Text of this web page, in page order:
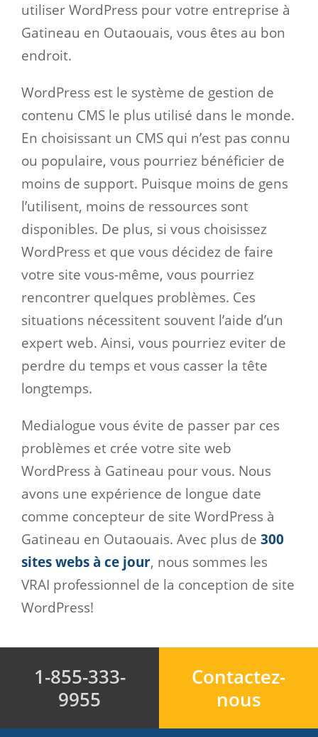
utiliser WordPress pour votre entreprise à
Gatineau en Outaouais, vous êtes au bon
endroit.
WordPress est le système de gestion de
contenu CMS le plus utilisé dans le monde.
En choisissant un CMS qui n’est pas connu
ou populaire, vous pourriez bénéficier de
moins de support. Puisque moins de gens
l’utilisent, moins de ressources sont
disponibles. De plus, si vous choisissez
WordPress et que vous décidez de faire
votre site vous-même, vous pourriez
rencontrer quelques problèmes. Ces
situations nécessitent souvent l’aide d’un
expert web. Ainsi, vous pourriez eviter de
perdre du temps et vous casser la tête
longtemps.
Medialogue vous évite de passer par ces
problèmes et crée votre site web
WordPress à Gatineau pour vous. Nous
avons une expérience de longue date
comme concepteur de site WordPress à
Gatineau en Outaouais. Avec plus de 300
sites webs à ce jour, nous sommes les
VRAI professionnel de la conception de site
WordPress!
1-855-333-
9955
Contactez-
nous